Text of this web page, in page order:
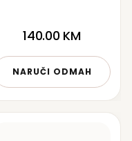
140.00 KM
NARUČI ODMAH